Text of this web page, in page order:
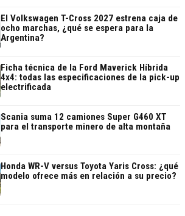
El Volkswagen T-Cross 2027 estrena caja de
ocho marchas, ¿qué se espera para la
Argentina?
Ficha técnica de la Ford Maverick Híbrida
4x4: todas las especificaciones de la pick-up
electrificada
Scania suma 12 camiones Super G460 XT
para el transporte minero de alta montaña
Honda WR-V versus Toyota Yaris Cross: ¿qué
modelo ofrece más en relación a su precio?